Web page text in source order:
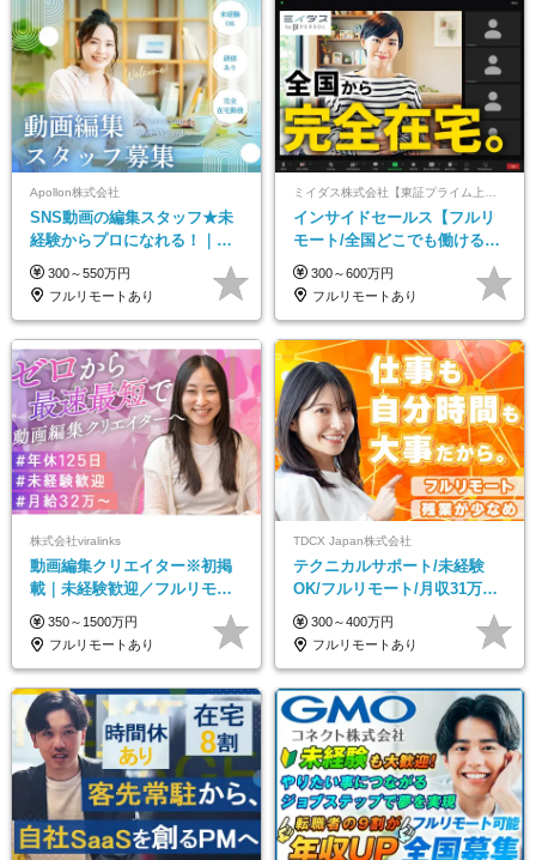
Apollon株式会社
SNS動画の編集スタッフ★未
経験からプロになれる！｜お
うちで働くフルリモート｜残
業ゼロで18時退勤◎
300～550万円
フルリモートあり
インサイドセールス【フルリ
モート/全国どこでも働ける】
未経験OK*土日祝休み*残業少
なめ*在宅勤務手当あり
300～600万円
フルリモートあり
株式会社viralinks
動画編集クリエイター※初掲
載｜未経験歓迎／フルリモー
トOK／月給32万＋賞与
350～1500万円
フルリモートあり
TDCX Japan株式会社
テクニカルサポート/未経験
OK/フルリモート/月収31万円
可/月最大3万のインセンティ
ブ支給/平均年齢33歳
300～400万円
フルリモートあり